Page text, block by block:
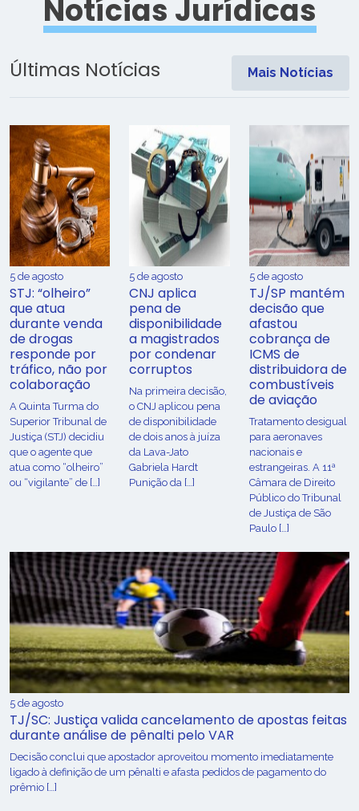
Notícias Jurídicas
Últimas Notícias Mais Notícias
5 de agosto
STJ: “olheiro”
que atua
durante venda
de drogas
responde por
tráfico, não por
colaboração
A Quinta Turma do
Superior Tribunal de
Justiça (STJ) decidiu
que o agente que
atua como “olheiro”
ou “vigilante” de […]
5 de agosto
CNJ aplica
pena de
disponibilidade
a magistrados
por condenar
corruptos
Na primeira decisão,
o CNJ aplicou pena
de disponibilidade
de dois anos à juíza
da Lava-Jato
Gabriela Hardt
Punição da […]
5 de agosto
TJ/SP mantém
decisão que
afastou
cobrança de
ICMS de
distribuidora de
combustíveis
de aviação
Tratamento desigual
para aeronaves
nacionais e
estrangeiras. A 11ª
Câmara de Direito
Público do Tribunal
de Justiça de São
Paulo […]
5 de agosto
TJ/SC: Justiça valida cancelamento de apostas feitas
durante análise de pênalti pelo VAR
Decisão conclui que apostador aproveitou momento imediatamente
ligado à definição de um pênalti e afasta pedidos de pagamento do
prêmio […]